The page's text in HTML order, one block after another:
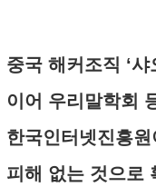
중국 해커조직 ‘
이어 우리말학회
한국인터넷진흥
피해 없는 것으로